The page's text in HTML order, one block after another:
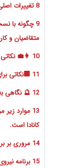
8 تغییرات اصلی برنامه استانی ساسکاچوان
متقاضیان و
10 👩‍💼 نکاتی برای متقاضیان برنامه های استان ساسکاچوان:
11 🏢نکاتی برای کارفرمایان در ساسکاچوان:
12 🔮 نگاهی به آینده: چشم‌انداز مهاجرت در ساسکاچوان
13 موارد
کانادا است.
14 مروری بر برنامه استانی ساسکاچوان SINP